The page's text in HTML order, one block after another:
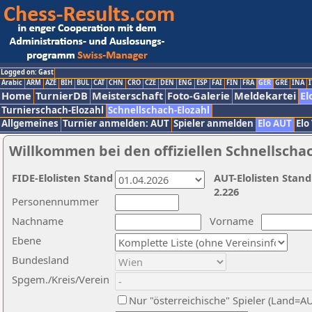
Logged on: Gast
Arabic ARM AZE BIH BUL CAT CHN CRO CZE DEN ENG ESP FAI FIN FRA GER GRE INA
Home TurnierDB Meisterschaft Foto-Galerie Meldekartei
Turnierschach-Elozahl Schnellschach-Elozahl
Allgemeines Turnier anmelden: AUT Spieler anmelden Elo AUT
Willkommen bei den offiziellen
Nachname
Vorname
Ebene
Personennummer
Bundesland
Spgem./Kreis/Verein
Nur "österreichische" Spieler
AUT-Elolisten
2.226
FIDE-Elolisten Stand